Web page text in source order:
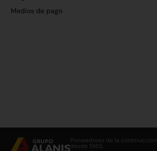
Medios de pago
Proveedores de la construcción
desde 1965.